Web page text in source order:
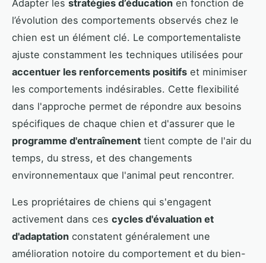
Adapter les stratégies d’éducation en fonction de
l’évolution des comportements observés chez le
chien est un élément clé. Le comportementaliste
ajuste constamment les techniques utilisées pour
accentuer les renforcements positifs et minimiser
les comportements indésirables. Cette flexibilité
dans l'approche permet de répondre aux besoins
spécifiques de chaque chien et d'assurer que le
programme d'entraînement tient compte de l'air du
temps, du stress, et des changements
environnementaux que l'animal peut rencontrer.
Les propriétaires de chiens qui s'engagent
activement dans ces cycles d'évaluation et
d'adaptation constatent généralement une
amélioration notoire du comportement et du bien-